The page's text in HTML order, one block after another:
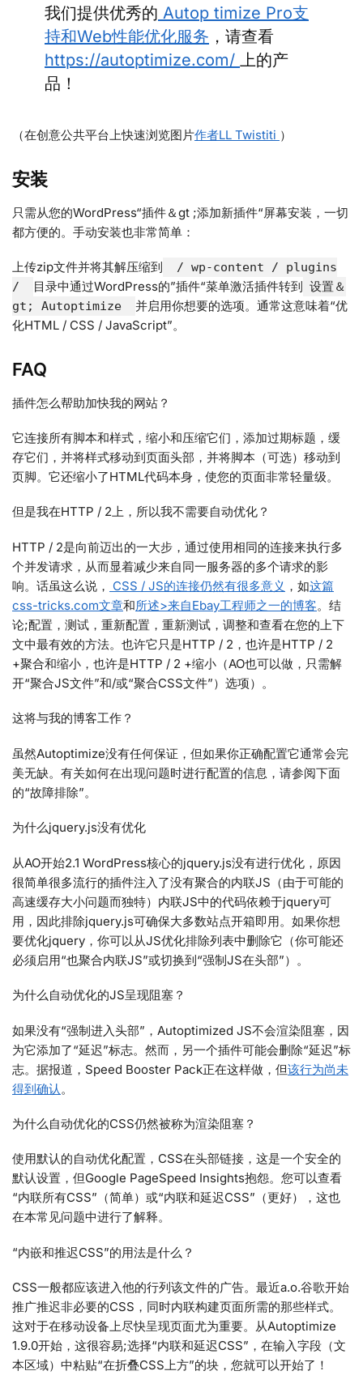
我们提供优秀的 Autop timize Pro支
持和Web性能优化服务 ，请查看
https://autoptimize.com/ 上的产
品！
（在创意公共平台上快速浏览图片作者LL Twistiti ）
安装
只需从您的WordPress“插件＆gt ;添加新插件“屏幕安装，一切
都方便的。手动安装也非常简单：
上传zip文件并将其解压缩到
/ wp-content / plugins
/
目录中通过WordPress的”插件“菜单激活插件转到
设置＆
gt; Autoptimize
并启用你想要的选项。通常这意味着“优
化HTML / CSS / JavaScript”。
FAQ
插件怎么帮助加快我的网站？
它连接所有脚本和样式，缩小和压缩它们，添加过期标题，缓
存它们，并将样式移动到页面头部，并将脚本（可选）移动到
页脚。它还缩小了HTML代码本身，使您的页面非常轻量级。
但是我在HTTP / 2上，所以我不需要自动优化？
HTTP / 2是向前迈出的一大步，通过使用相同的连接来执行多
个并发请求，从而显着减少来自同一服务器的多个请求的影
响。话虽这么说， CSS / JS的连接仍然有很多意义 ，如这篇
css-tricks.com文章和所述>来自Ebay工程师之一的博客。结
论;配置，测试，重新配置，重新测试，调整和查看在您的上下
文中最有效的方法。也许它只是HTTP / 2，也许是HTTP / 2
+聚合和缩小，也许是HTTP / 2 +缩小（AO也可以做，只需解
开“聚合JS文件”和/或“聚合CSS文件”）选项）。
这将与我的博客工作？
虽然Autoptimize没有任何保证，但如果你正确配置它通常会完
美无缺。有关如何在出现问题时进行配置的信息，请参阅下面
的“故障排除”。
为什么jquery.js没有优化
从AO开始2.1 WordPress核心的jquery.js没有进行优化，原因
很简单很多流行的插件注入了没有聚合的内联JS（由于可能的
高速缓存大小问题而独特）内联JS中的代码依赖于jquery可
用，因此排除jquery.js可确保大多数站点开箱即用。如果你想
要优化jquery，你可以从JS优化排除列表中删除它（你可能还
必须启用“也聚合内联JS”或切换到“强制JS在头部”）。
为什么自动优化的JS呈现阻塞？
如果没有“强制进入头部”，Autoptimized JS不会渲染阻塞，因
为它添加了“延迟”标志。然而，另一个插件可能会删除“延迟”标
志。据报道，Speed Booster Pack正在这样做，但该行为尚未
得到确认 。
为什么自动优化的CSS仍然被称为渲染阻塞？
使用默认的自动优化配置，CSS在头部链接，这是一个安全的
默认设置，但Google PageSpeed Insights抱怨。您可以查看
“内联所有CSS”（简单）或“内联和延迟CSS”（更好），这也
在本常见问题中进行了解释。
“内嵌和推迟CSS”的用法是什么？
CSS一般都应该进入他的行列该文件的广告。最近a.o.谷歌开始
推广推迟非必要的CSS，同时内联构建页面所需的那些样式。
这对于在移动设备上尽快呈现页面尤为重要。从Autoptimize
1.9.0开始，这很容易;选择“内联和延迟CSS”，在输入字段（文
本区域）中粘贴“在折叠CSS上方”的块，您就可以开始了！